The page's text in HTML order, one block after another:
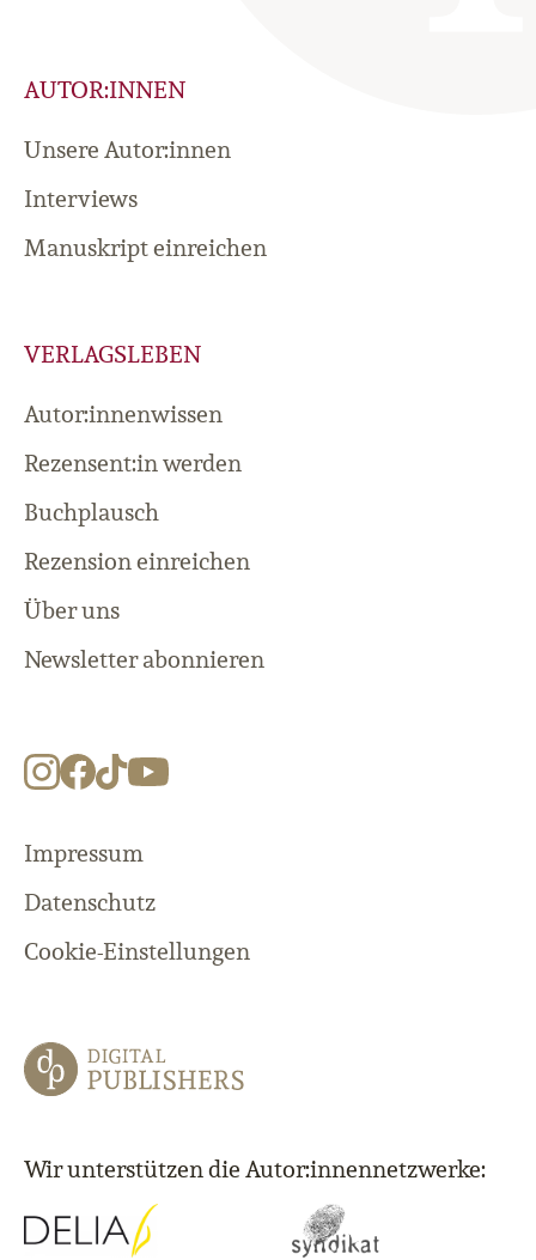
AUTOR:INNEN
Unsere Autor:innen
Interviews
Manuskript einreichen
VERLAGSLEBEN
Autor:innenwissen
Rezensent:in werden
Buchplausch
Rezension einreichen
Über uns
Newsletter abonnieren
Impressum
Datenschutz
Cookie-Einstellungen
Wir unterstützen die Autor:innennetzwerke: